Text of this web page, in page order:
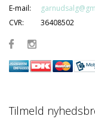
E-mail:
CVR:
36408502
Tilmeld